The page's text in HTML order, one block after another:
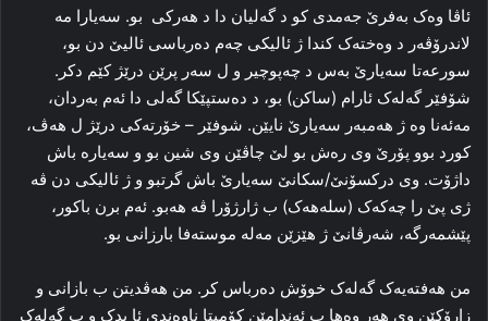
ئاڤا وه‌ک بەفرێ جه‌مدی کو د گه‌لیان دا د هه‌رکی ‌ بو. سەیارا مه‌
لاندرۆڤه‌ر د وه‌خته‌ک کندا ژ ئالیکی چه‌م ده‌رباسی ئالیێ دن بو،
سورعه‌تا سەیارێ به‌س د چەپوچیر و ل سه‌ر پرێن درێژ کێم دکر.
شۆفێر گه‌له‌ک ئارام (ساکن) بو، د ده‌ستپێکا گه‌لی دا ئه‌م به‌ردان،
مه‌ئه‌نا وه‌ ژ هه‌مبه‌ر سەیارێ‌ نایێن. شوفێر – خۆرته‌کی درێژ ل هه‌ڤ،
کورد بوو پۆرێ وی ره‌ش بو لێ چاڤێن وی شین بو و سەیارە‌ باش
داژۆت. وی درکسۆنێ/سكانێ سەیارێ باش گرتبو و ژ ئالیکی دن ڤە
ژی پێ را‌ چه‌که‌ک (سله‌هه‌ک) ب ژارژۆرا ڤه‌ هه‌بو. ئه‌م برن باکور،
پێشمه‌رگه‌، شه‌رڤانێ ژ هێزێن مه‌له‌ موسته‌فا بارزانی بو.
من هه‌فته‌یه‌ک گه‌له‌ک خوۆش ده‌رباس کر. من هه‌ڤدیتن ب بازانی و
زارۆکێن وی هه‌ر وه‌ها ب ئه‌ندامێن کۆمیتا ناوه‌ندی ئا پدک و ب گه‌له‌ک